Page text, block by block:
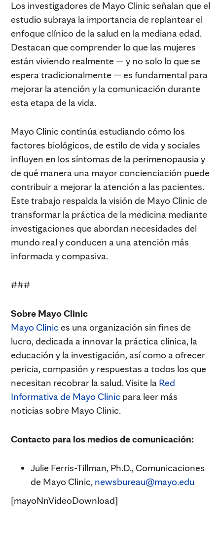
Los investigadores de Mayo Clinic señalan que el
estudio subraya la importancia de replantear el
enfoque clínico de la salud en la mediana edad.
Destacan que comprender lo que las mujeres
están viviendo realmente — y no solo lo que se
espera tradicionalmente — es fundamental para
mejorar la atención y la comunicación durante
esta etapa de la vida.
Mayo Clinic continúa estudiando cómo los
factores biológicos, de estilo de vida y sociales
influyen en los síntomas de la perimenopausia y
de qué manera una mayor concienciación puede
contribuir a mejorar la atención a las pacientes.
Este trabajo respalda la visión de Mayo Clinic de
transformar la práctica de la medicina mediante
investigaciones que abordan necesidades del
mundo real y conducen a una atención más
informada y compasiva.
###
Sobre Mayo Clinic
Mayo Clinic es una organización sin fines de
lucro, dedicada a innovar la práctica clínica, la
educación y la investigación, así como a ofrecer
pericia, compasión y respuestas a todos los que
necesitan recobrar la salud. Visite la Red
Informativa de Mayo Clinic para leer más
noticias sobre Mayo Clinic.
Contacto para los medios de comunicación:
Julie Ferris-Tillman, Ph.D., Comunicaciones
de Mayo Clinic, newsbureau@mayo.edu
[mayoNnVideoDownload]